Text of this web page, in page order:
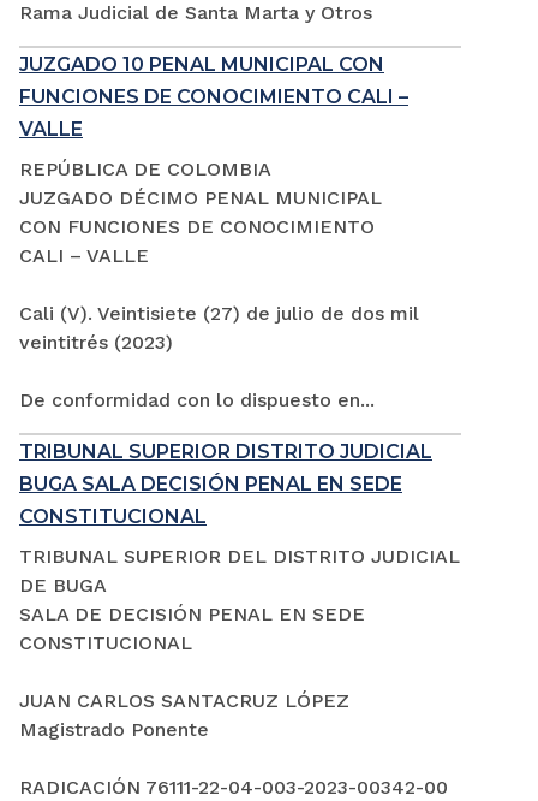
Rama Judicial de Santa Marta y Otros
JUZGADO 10 PENAL MUNICIPAL CON
FUNCIONES DE CONOCIMIENTO CALI –
VALLE
REPÚBLICA DE COLOMBIA
JUZGADO DÉCIMO PENAL MUNICIPAL
CON FUNCIONES DE CONOCIMIENTO
CALI – VALLE
Cali (V). Veintisiete (27) de julio de dos mil
veintitrés (2023)
De conformidad con lo dispuesto en...
TRIBUNAL SUPERIOR DISTRITO JUDICIAL
BUGA SALA DECISIÓN PENAL EN SEDE
CONSTITUCIONAL
TRIBUNAL SUPERIOR DEL DISTRITO JUDICIAL
DE BUGA
SALA DE DECISIÓN PENAL EN SEDE
CONSTITUCIONAL
JUAN CARLOS SANTACRUZ LÓPEZ
Magistrado Ponente
RADICACIÓN 76111-22-04-003-2023-00342-00